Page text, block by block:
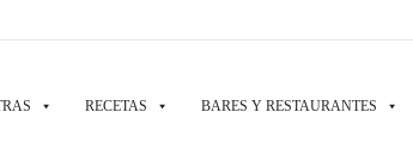
RECETAS BARES Y RESTAURANTES